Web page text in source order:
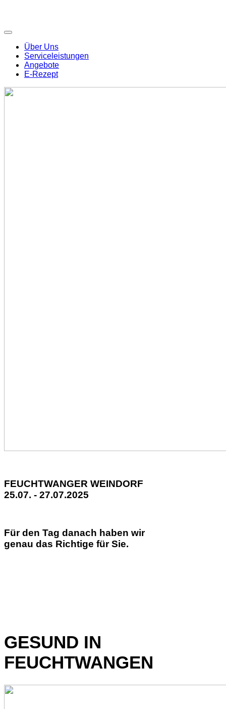
Über Uns
Serviceleistungen
Angebote
E-Rezept
FEUCHTWANGER WEINDORF
25.07. - 27.07.2025
Für den Tag danach haben wir
genau das Richtige für Sie.
GESUND IN
FEUCHTWANGEN